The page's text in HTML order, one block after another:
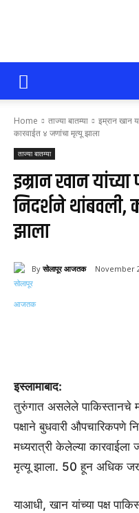
Home ताज्या बातम्या
इम्रान खान
कारवाईत ४ जणांचा मृत्यू झाला
ताज्या बातम्या
इम्रान खान
निदर्शने थांबवली,
झाला
By सोलापूर आजतक November
इस्लामाबाद:
तुरुंगात असलेले पाकिस्तानचे
पक्षाने बुधवारी औपचारिकपणे
मध्यरात्री केलेल्या
मृत्यू झाला. 50 हून अधिक
याआधी, खान यांच्या पक्ष